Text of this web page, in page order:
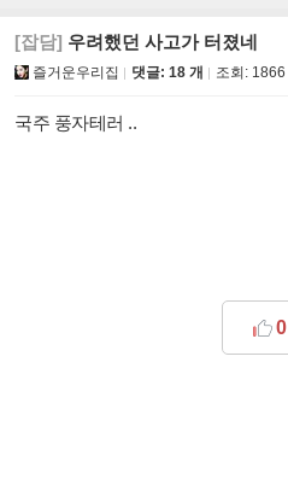
[잡담] 우려했던 사고가 터졌네
즐거운우리집 댓글: 18 개 조회: 1866
국주 풍자테러 ..
0